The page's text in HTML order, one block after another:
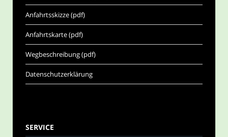
Anfahrtsskizze (pdf)
Anfahrtskarte (pdf)
Wegbeschreibung (pdf)
Datenschutzerklärung
SERVICE